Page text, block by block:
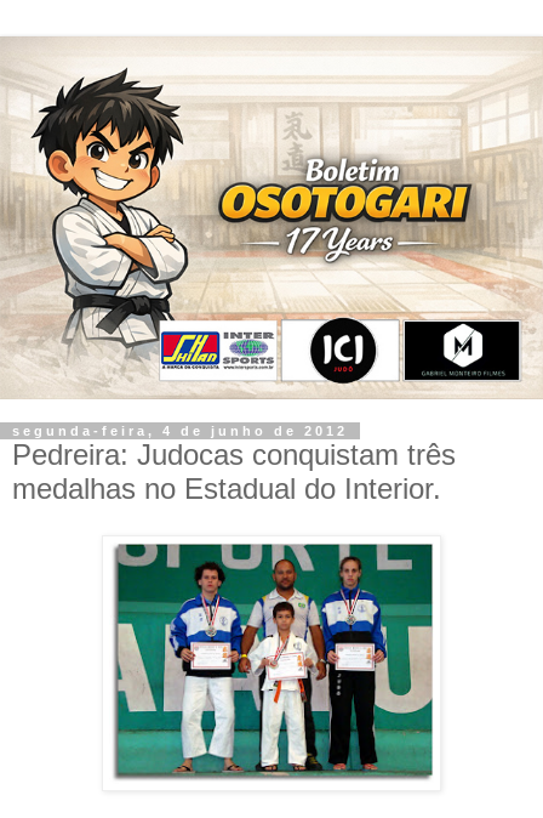
segunda-feira, 4 de junho de 2012
Pedreira: Judocas conquistam três
medalhas no Estadual do Interior.